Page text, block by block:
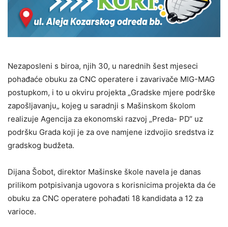
Nezaposleni s biroa, njih 30, u narednih šest mjeseci
pohađaće obuku za CNC operatere i zavarivače MIG-MAG
postupkom, i to u okviru projekta „Gradske mjere podrške
zapošljavanju„ kojeg u saradnji s Mašinskom školom
realizuje Agencija za ekonomski razvoj „Preda- PD“ uz
podršku Grada koji je za ove namjene izdvojio sredstva iz
gradskog budžeta.
Dijana Šobot, direktor Mašinske škole navela je danas
prilikom potpisivanja ugovora s korisnicima projekta da će
obuku za CNC operatere pohađati 18 kandidata a 12 za
varioce.